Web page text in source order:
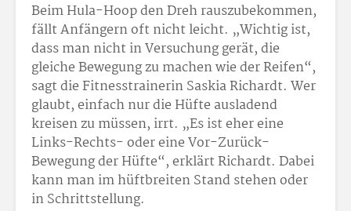
Beim Hula-Hoop den Dreh rauszubekommen,
fällt Anfängern oft nicht leicht. „Wichtig ist,
dass man nicht in Versuchung gerät, die
gleiche Bewegung zu machen wie der Reifen“,
sagt die Fitnesstrainerin Saskia Richardt. Wer
glaubt, einfach nur die Hüfte ausladend
kreisen zu müssen, irrt. „Es ist eher eine
Links-Rechts- oder eine Vor-Zurück-
Bewegung der Hüfte“, erklärt Richardt. Dabei
kann man im hüftbreiten Stand stehen oder
in Schrittstellung.